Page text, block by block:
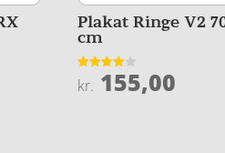
Plakat Ringe V2
cm
Vurderet
4
kr. 155,00